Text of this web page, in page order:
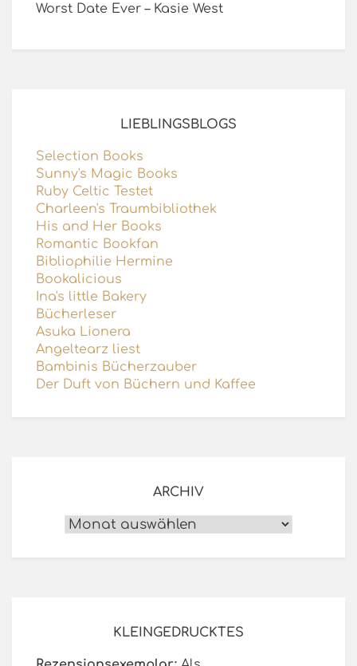
Worst Date Ever – Kasie West
LIEBLINGSBLOGS
Selection Books
Sunny's Magic Books
Ruby Celtic Testet
Charleen's Traumbibliothek
His and Her Books
Romantic Bookfan
Bibliophilie Hermine
Bookalicious
Ina's little Bakery
Bücherleser
Asuka Lionera
Angeltearz liest
Bambinis Bücherzauber
Der Duft von Büchern und Kaffee
ARCHIV
Archiv
KLEINGEDRUCKTES